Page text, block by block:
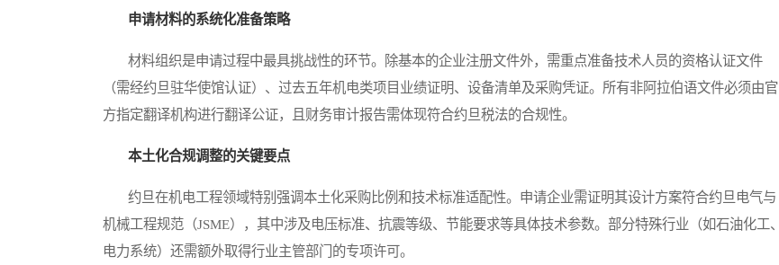
申请材料的系统化准备策略
材料组织是申请过程中最具挑战性的环节。除基本的企业注册文件外，需重点准备技术人员的资格认证文件
（需经约旦驻华使馆认证）、过去五年机电类项目业绩证明、设备清单及采购凭证。所有非阿拉伯语文件必须由官
方指定翻译机构进行翻译公证，且财务审计报告需体现符合约旦税法的合规性。
本土化合规调整的关键要点
约旦在机电工程领域特别强调本土化采购比例和技术标准适配性。申请企业需证明其设计方案符合约旦电气与
机械工程规范（JSME），其中涉及电压标准、抗震等级、节能要求等具体技术参数。部分特殊行业（如石油化工、
电力系统）还需额外取得行业主管部门的专项许可。